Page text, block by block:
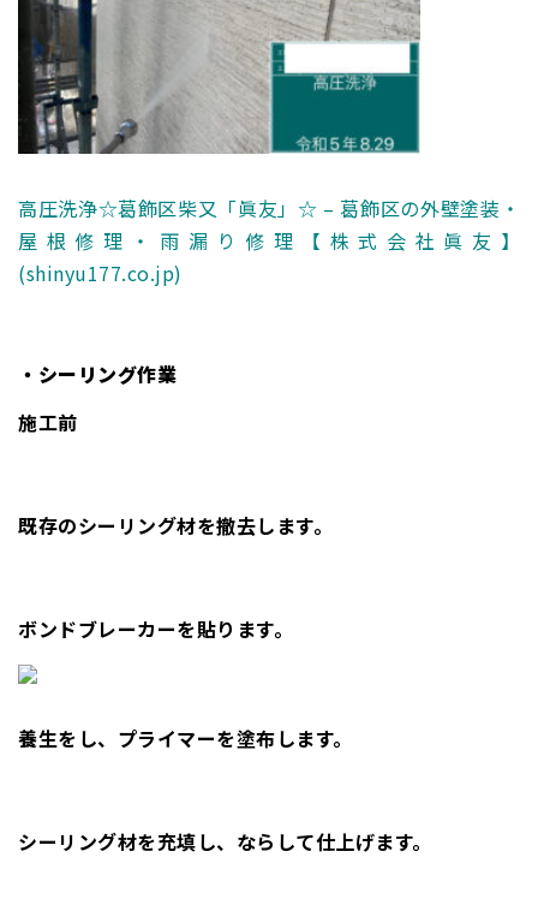
高圧洗浄☆葛飾区柴又「眞友」☆ – 葛飾区の外壁塗装・
屋根修理・雨漏り修理【株式会社眞友】
(shinyu177.co.jp)
・シーリング作業
施工前
既存のシーリング材を撤去します。
ボンドブレーカーを貼ります。
養生をし、プライマーを塗布します。
シーリング材を充填し、ならして仕上げます。